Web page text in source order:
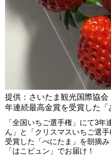
提供：さいたま観光国際協
年連続最高金賞を受賞した「
「全国いちご選手権」にて3
ん」と「クリスマスいちご選
受賞した「べにたま」を朝摘
「はこビュン」でお届け！